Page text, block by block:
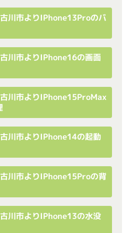
川市よりiPhone13Proのバ
川市よりiPhone16の画面
川市よりiPhone15ProMax
川市よりiPhone14の起動
川市よりiPhone15Proの背
川市よりiPhone13の水没